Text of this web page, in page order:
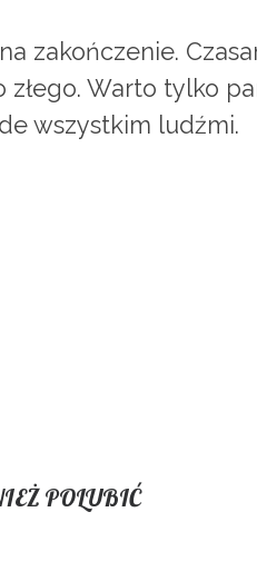
zakończenie.
złego. Warto tylko
wszystkim ludźmi.
POLUBIĆ